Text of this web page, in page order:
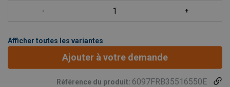
Afficher toutes les variantes
Ajouter à votre demande
Référence du produit: 6097FRB35516550E